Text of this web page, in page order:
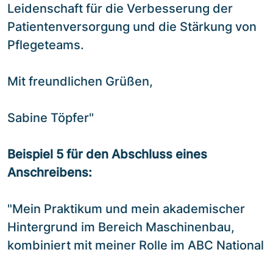
Leidenschaft für die Verbesserung der
Patientenversorgung und die Stärkung von
Pflegeteams.
Mit freundlichen Grüßen,
Sabine Töpfer"
Beispiel 5 für den Abschluss eines
Anschreibens:
"Mein Praktikum und mein akademischer
Hintergrund im Bereich Maschinenbau,
kombiniert mit meiner Rolle im ABC National